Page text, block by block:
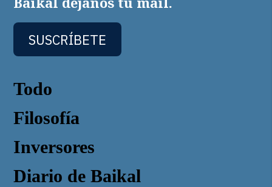
Todo
Filosofía
Inversores
Diario de Baikal
SUSCRÍBETE